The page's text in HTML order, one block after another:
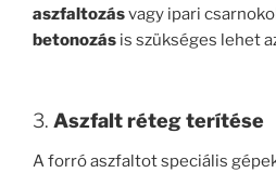
aszfaltozásvagy ipari
betonozás is szükséges lehet
3. Aszfalt réteg terítése
A forró aszfaltot speciális